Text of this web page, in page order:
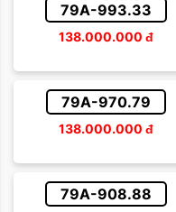
79A-993.33
138.000.000 đ
79A-970.79
138.000.000 đ
79A-908.88